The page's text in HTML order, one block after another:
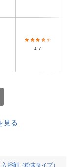
4.7
見る
入浴剤（粉末タイプ）